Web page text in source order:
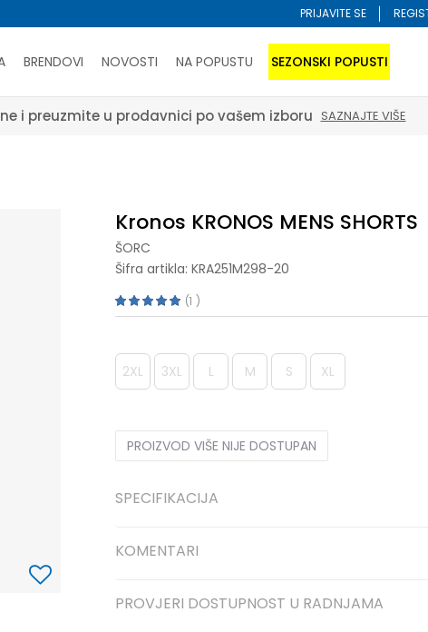
PRIJAVITE SE
BRENDOVI NOVOSTI NA POPUSTU SEZONSKI POPUSTI
i preuzmite u prodavnici po vašem izboru SAZNAJTE VIŠE
Kronos KRONOS MENS SHORTS
ŠORC
Šifra artikla: KRA251M298-20
1
2XL 3XL L M S XL
PROIZVOD VIŠE NIJE DOSTUPAN
SPECIFIKACIJA
KOMENTARI
PROVJERI DOSTUPNOST U RADNJAMA